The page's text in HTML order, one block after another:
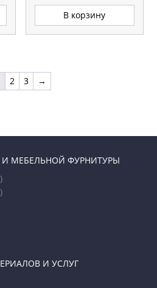
В корзину
2 3 →
МЕБЕЛЬНОЙ ФУРНИТУРЫ
И УСЛУГ